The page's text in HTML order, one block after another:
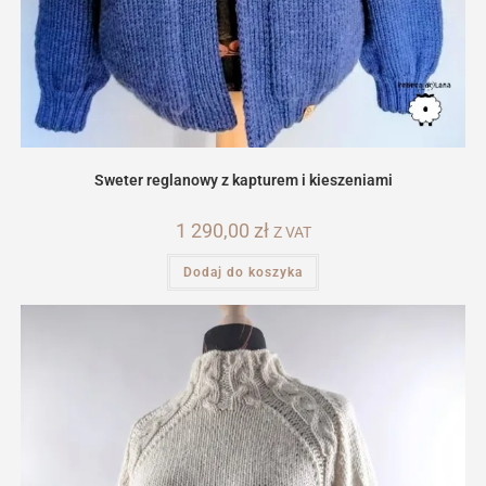
Sweter reglanowy z kapturem i kieszeniami
1 290,00 zł Z VAT
Dodaj do koszyka